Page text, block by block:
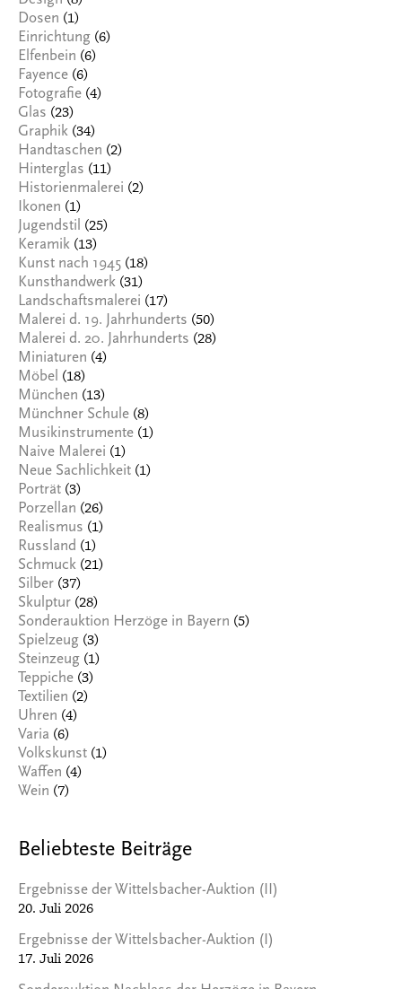
Dosen (1)
Einrichtung (6)
Elfenbein (6)
Fayence (6)
Fotografie (4)
Glas (23)
Graphik (34)
Handtaschen (2)
Hinterglas (11)
Historienmalerei (2)
Ikonen (1)
Jugendstil (25)
Keramik (13)
Kunst nach 1945 (18)
Kunsthandwerk (31)
Landschaftsmalerei (17)
Malerei d. 19. Jahrhunderts (50)
Malerei d. 20. Jahrhunderts (28)
Miniaturen (4)
Möbel (18)
München (13)
Münchner Schule (8)
Musikinstrumente (1)
Naive Malerei (1)
Neue Sachlichkeit (1)
Porträt (3)
Porzellan (26)
Realismus (1)
Russland (1)
Schmuck (21)
Silber (37)
Skulptur (28)
Sonderauktion Herzöge in Bayern (5)
Spielzeug (3)
Steinzeug (1)
Teppiche (3)
Textilien (2)
Uhren (4)
Varia (6)
Volkskunst (1)
Waffen (4)
Wein (7)
Beliebteste Beiträge
Ergebnisse der Wittelsbacher-Auktion (II)
20. Juli 2026
Ergebnisse der Wittelsbacher-Auktion (I)
17. Juli 2026